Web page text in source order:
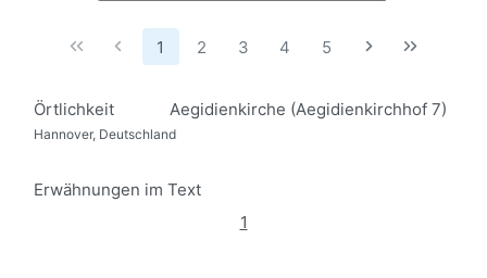
1 2 3 4 5
Örtlichkeit Aegidienkirche (Aegidienkirchhof 7)
Hannover, Deutschland
Erwähnungen im Text
1